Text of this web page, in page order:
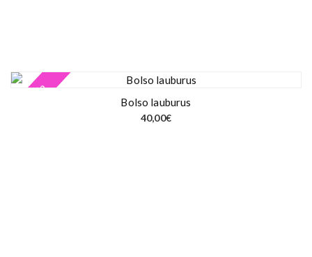
Agotado Bolso lauburus
40,00€